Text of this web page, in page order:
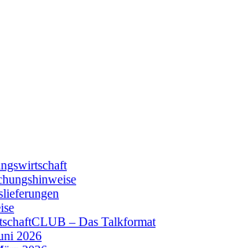
– Das Talkformat
2026